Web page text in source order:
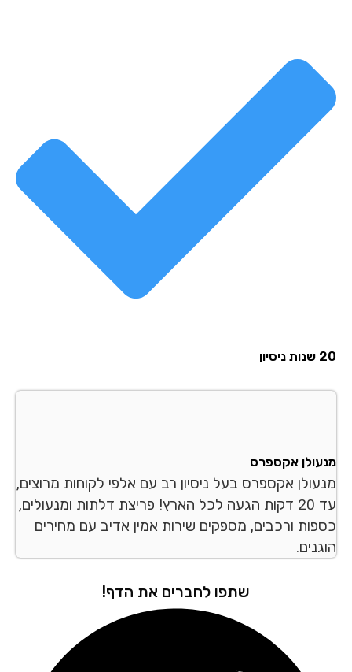
אקספרס
אקספרס בעל ניסיון רב עם אלפי לקוחות מרוצים,
עד 20 דקות הגעה לכל הארץ! פריצת דלתות ומנעולים,
ורכבים, מספקים שירות אמין אדיב עם מחירים
שתפו לחברים את הדף!